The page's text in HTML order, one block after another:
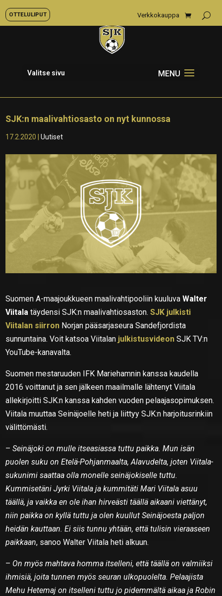
OTTELULIPUT Verkkokauppa
Valitse sivu
SJK:n maalivahtiosasto on nyt kunnossa
17.2.2020 |Uutiset
Suomen A-maajoukkueen maalivahtipooliin kuuluvaWalter
Viitala täydensi SJK:n maalivahtiosaston.SJK julkisti
Viitalan siirron Norjan pääsarjaseura Sandefjordista
sunnuntaina. Voit katsoa Viitalan julkistusvideonSJK TV:n
YouTube-kanavalta.
Suomen mestaruuden IFK Mariehamnin kanssa kaudella
2016 voittanut ja sen jälkeen maailmalle lähtenyt Viitala
allekirjoitti SJK:n kanssa kahden vuoden pelaajasopimuksen.
Viitala muuttaa Seinäjoelle heti ja liittyy SJK:n harjoitusrinkiin
välittömästi.
–Seinäjoki on mulle itseasiassa tuttu paikka. Mun isän
puolen suku on Etelä-Pohjanmaalta, Alavudelta, joten Viitala-
sukunimi saattaa olla monelle seinäjokiselle tuttu.
Kummisetäni Jyrki Viitala ja kummitäti Mari Viitala asuu
täällä, ja vaikka en ole ihan hirveästi täällä aikaani viettänyt,
niin paikka on kyllä tuttu ja olen kuullut Seinäjoesta paljon
heidän kauttaan. Ei siis tunnu yhtään, että tulisin vieraaseen
paikkaan, sanoo Walter Viitala heti alkuun.
– On myös mahtava homma itselleni, että täällä on valmiiksi
ihmisiä, joita tunnen myös seuran ulkopuolelta. Pelaajista
Mehu Hetemaj on itselleni tuttu jo pidemmältä aikaa ja Robin